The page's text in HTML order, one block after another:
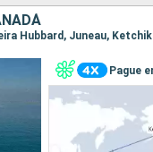
Hubbard, Juneau,
Pague